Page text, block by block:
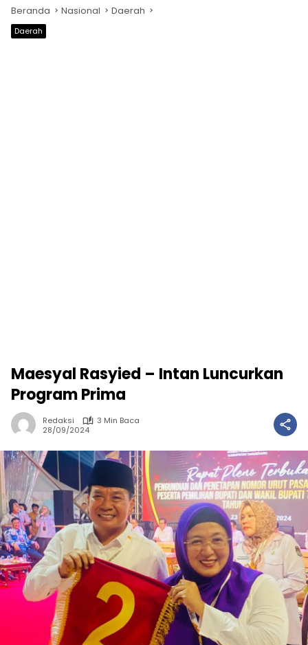
Beranda Nasional Daerah
Daerah
Maesyal Rasyied – Intan Luncurkan
Program Prima
Redaksi
3 Min Baca
28/09/2024